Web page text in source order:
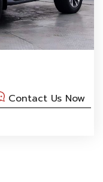
Contact Us Now